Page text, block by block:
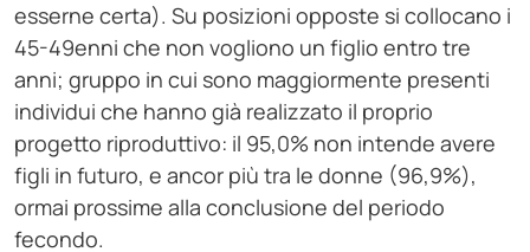
esserne certa). Su posizioni opposte si collocano i
45-49enni che non vogliono un figlio entro tre
anni; gruppo in cui sono maggiormente presenti
individui che hanno già realizzato il proprio
progetto riproduttivo: il 95,0% non intende avere
figli in futuro, e ancor più tra le donne (96,9%),
ormai prossime alla conclusione del periodo
fecondo.